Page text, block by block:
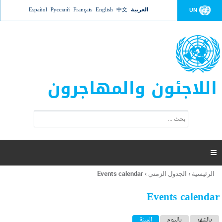
Jump to navigation UN العربية 中文
English
Français
Русский
Español
اللاجئون والمهاجرون
ت
ر
ل
ح
ب

أنت
هنا
الرئيسية › الجدول الزمني ›
Events calendar
Events calendar